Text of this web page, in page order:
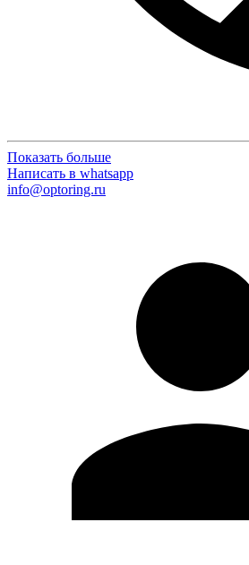
Показать больше
Написать в whatsapp
info@optoring.ru